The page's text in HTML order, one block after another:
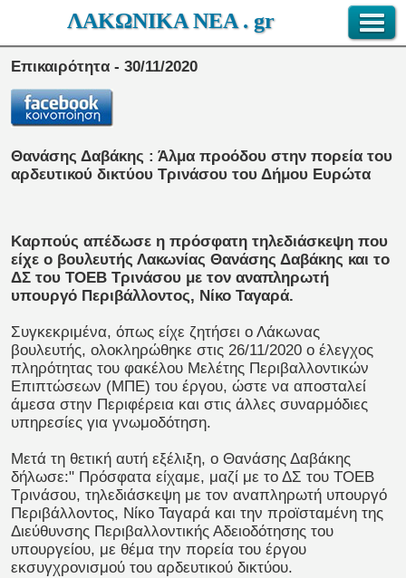
ΛΑΚΩΝΙΚΑ ΝΕΑ . gr
Επικαιρότητα - 30/11/2020
Θανάσης Δαβάκης : Άλμα προόδου στην πορεία του
αρδευτικού δικτύου Τρινάσου του Δήμου Ευρώτα
Καρπούς απέδωσε η πρόσφατη τηλεδιάσκεψη που
είχε ο βουλευτής Λακωνίας Θανάσης Δαβάκης και το
ΔΣ του ΤΟΕΒ Τρινάσου με τον αναπληρωτή
υπουργό Περιβάλλοντος, Νίκο Ταγαρά.
Συγκεκριμένα, όπως είχε ζητήσει ο Λάκωνας
βουλευτής, ολοκληρώθηκε στις 26/11/2020 ο έλεγχος
πληρότητας του φακέλου Μελέτης Περιβαλλοντικών
Επιπτώσεων (ΜΠΕ) του έργου, ώστε να αποσταλεί
άμεσα στην Περιφέρεια και στις άλλες συναρμόδιες
υπηρεσίες για γνωμοδότηση.
Μετά τη θετική αυτή εξέλιξη, ο Θανάσης Δαβάκης
δήλωσε:" Πρόσφατα είχαμε, μαζί με το ΔΣ του ΤΟΕΒ
Τρινάσου, τηλεδιάσκεψη με τον αναπληρωτή υπουργό
Περιβάλλοντος, Νίκο Ταγαρά και την προϊσταμένη της
Διεύθυνσης Περιβαλλοντικής Αδειοδότησης του
υπουργείου, με θέμα την πορεία του έργου
εκσυγχρονισμού του αρδευτικού δικτύου.